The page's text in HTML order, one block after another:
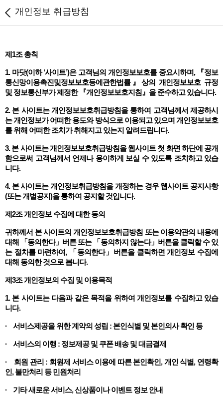
개인정보 취급방침
제1조 총칙
1. 마닷(이하 ‘사이트’)은 고객님의 개인정보보호를 중요시하며, 『정보
통신망이용촉진및정보보호등에관한법률』상의 개인정보보호 규정
및 정보통신부가 제정한 『개인정보보호지침』을 준수하고 있습니다.
2. 본 사이트는 개인정보보호취급방침을 통하여 고객님께서 제공하시
는 개인정보가 어떠한 용도와 방식으로 이용되고 있으며 개인정보보호
를 위해 어떠한 조치가 취해지고 있는지 알려드립니다.
3. 본 사이트는 개인정보보호취급방침을 웹사이트 첫 화면 하단에 공개
함으로써 고객님께서 언제나 용이하게 보실 수 있도록 조치하고 있습
니다.
4. 본 사이트는 개인정보취급방침을 개정하는 경우 웹사이트 공지사항
(또는 개별공지)을 통하여 공지할 것입니다.
제2조 개인정보 수집에 대한 동의
귀하께서 본 사이트의 개인정보보호취급방침 또는 이용약관의 내용에
대해 「동의한다」버튼 또는 「동의하지 않는다」버튼을 클릭할 수 있
는 절차를 마련하여, 「동의한다」버튼을 클릭하면 개인정보 수집에
대해 동의한 것으로 봅니다.
제3조 개인정보의 수집 및 이용목적
1. 본 사이트는 다음과 같은 목적을 위하여 개인정보를 수집하고 있습
니다.
· 서비스제공을 위한 계약의 성립 : 본인식별 및 본인의사 확인 등
· 서비스의 이행 : 정보제공 및 쿠폰 배송 및 대금결제
· 회원 관리 : 회원제 서비스 이용에 따른 본인확인, 개인 식별, 연령확
인, 불만처리 등 민원처리
· 기타 새로운 서비스, 신상품이나 이벤트 정보 안내